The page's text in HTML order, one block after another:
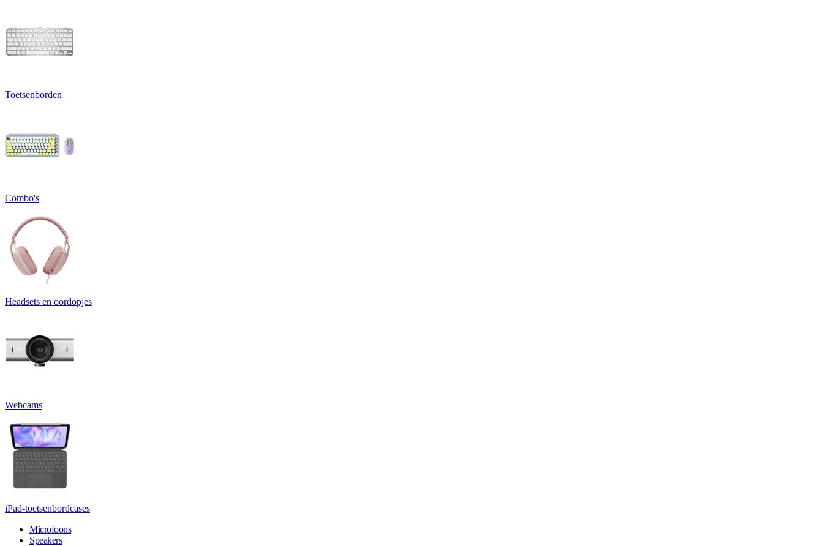
Toetsenborden
Combo's
Headsets en oordopjes
Webcams
iPad-toetsenbordcases
Microfoons
Speakers